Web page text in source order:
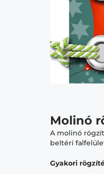
Molinó
A molinó
beltéri
Gyakori